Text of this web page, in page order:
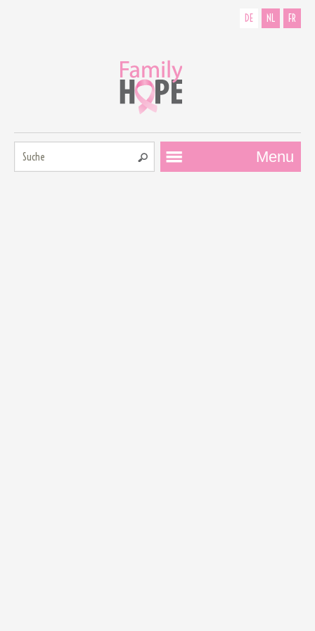
DE NL FR
Menu